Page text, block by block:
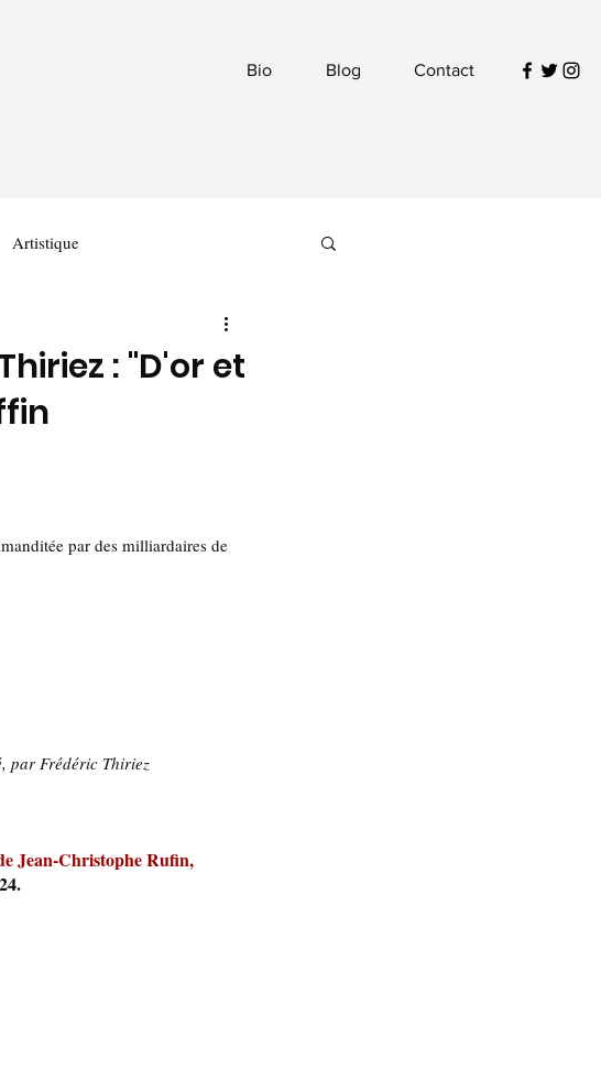
Bio Blog Contact
Artistique
: "D'or et
par des milliardaires de
par Frédéric Thiriez
Jean-Christophe Rufin,